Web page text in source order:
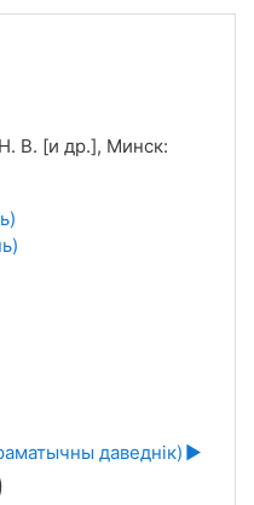
В. [и др.], Минск:
даведнік) ▶︎